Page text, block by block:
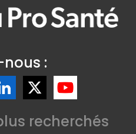
nous :
recherchés